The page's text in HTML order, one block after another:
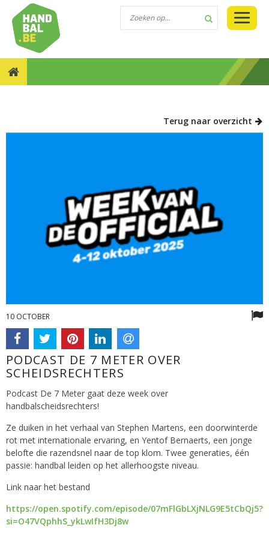
Terug naar overzicht
10 OCTOBER
PODCAST DE 7 METER OVER
SCHEIDSRECHTERS
Podcast De 7 Meter gaat deze week over
handbalscheidsrechters!
Ze duiken in het verhaal van Stephen Martens, een doorwinterde
rot met internationale ervaring, en Yentof Bernaerts, een jonge
belofte die razendsnel naar de top klom. Twee generaties, één
passie: handbal leiden op het allerhoogste niveau.
Link naar het bestand
https://open.spotify.com/episode/07mFlGbLXjNLG9E5tCbQj5?
si=O47VQphhS_ykLwIfH3Dj8w